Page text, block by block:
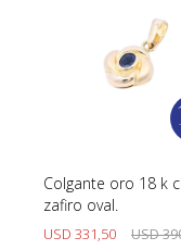
Colgante oro 18 k
zafiro oval.
USD 331,50 USD